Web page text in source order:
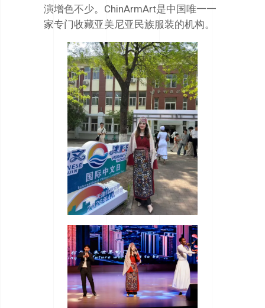
演增色不少。ChinArmArt是中国唯一一
家专门收藏亚美尼亚民族服装的机构。